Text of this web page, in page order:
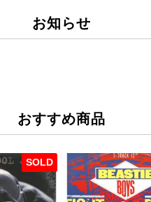
お知らせ
おすすめ商品
SOLD